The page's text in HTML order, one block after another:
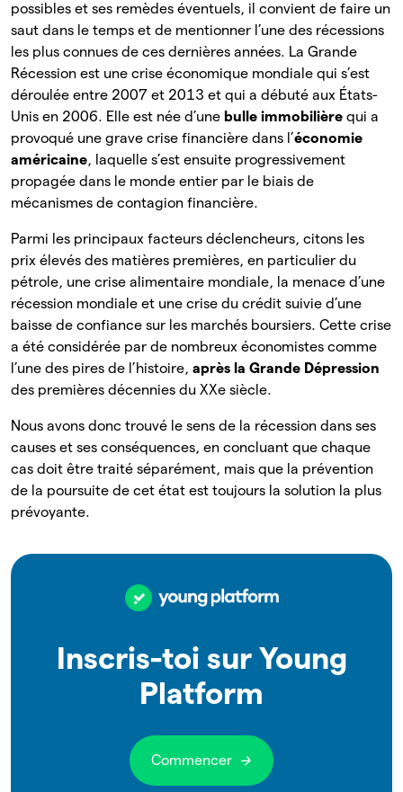
possibles et ses remèdes éventuels, il convient de faire un
saut dans le temps et de mentionner l’une des récessions
les plus connues de ces dernières années. La Grande
Récession est une crise économique mondiale qui s’est
déroulée entre 2007 et 2013 et qui a débuté aux États-
Unis en 2006. Elle est née d’une bulle immobilière qui a
provoqué une grave crise financière dans l’économie
américaine, laquelle s’est ensuite progressivement
propagée dans le monde entier par le biais de
mécanismes de contagion financière.
Parmi les principaux facteurs déclencheurs, citons les
prix élevés des matières premières, en particulier du
pétrole, une crise alimentaire mondiale, la menace d’une
récession mondiale et une crise du crédit suivie d’une
baisse de confiance sur les marchés boursiers. Cette crise
a été considérée par de nombreux économistes comme
l’une des pires de l’histoire, après la Grande Dépression
des premières décennies du XXe siècle.
Nous avons donc trouvé le sens de la récession dans ses
causes et ses conséquences, en concluant que chaque
cas doit être traité séparément, mais que la prévention
de la poursuite de cet état est toujours la solution la plus
prévoyante.
Inscris-toi sur Young
Platform
Commencer